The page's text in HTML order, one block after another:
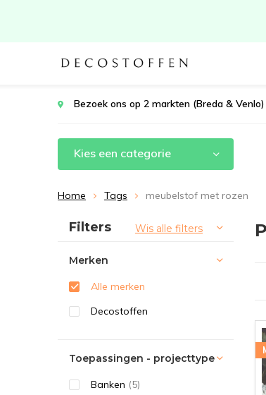
Bezoek ons op 2 markten (Breda & Venlo)
Kies een categorie
Home Tags meubelstof met rozen
Sorteren op:
Filters Wis alle filters
Merken
Alle merken
Decostoffen
Toepassingen - projecttype
Banken (5)